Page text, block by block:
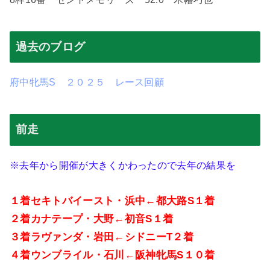
過去のブログ
府中牝馬S ２０２５ レース回顧
前走
※去年から開催が大きくかわったので去年の結果を
１着セキトバイースト・浜中←都大路S １着
２着カナテープ・大野←初音S １着
３着ラヴァンダ・岩田 ←シドニーT２着
４着ウンブライル・石川←阪神牝馬S １０着